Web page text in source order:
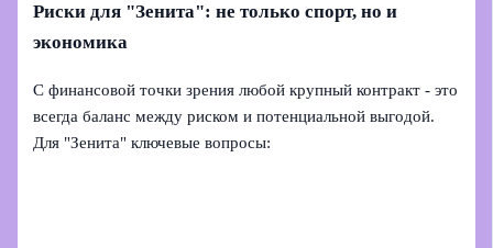
Риски для "Зенита": не только спорт, но и
экономика
С финансовой точки зрения любой крупный контракт - это
всегда баланс между риском и потенциальной выгодой.
Для "Зенита" ключевые вопросы: